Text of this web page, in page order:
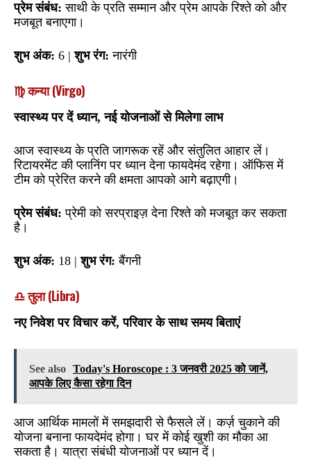
प्रेम संबंध: साथी के प्रति सम्मान और प्रेम आपके रिश्ते को और
मजबूत बनाएगा।
शुभ अंक: 6 |शुभ रंग: नारंगी
♍ कन्या (Virgo)
स्वास्थ्य पर दें ध्यान, नई योजनाओं से मिलेगा लाभ
आज स्वास्थ्य के प्रति जागरूक रहें और संतुलित आहार लें।
रिटायरमेंट की प्लानिंग पर ध्यान देना फायदेमंद रहेगा। ऑफिस में
टीम को प्रेरित करने की क्षमता आपको आगे बढ़ाएगी।
प्रेम संबंध: प्रेमी को सरप्राइज़ देना रिश्ते को मजबूत कर सकता
है।
शुभ अंक: 18 |शुभ रंग: बैंगनी
♎ तुला (Libra)
नए निवेश पर विचार करें, परिवार के साथ समय बिताएं
See also Today's Horoscope : 3 जनवरी 2025 को जानें,
आपके लिए कैसा रहेगा दिन
आज आर्थिक मामलों में समझदारी से फैसले लें। कर्ज़ चुकाने की
योजना बनाना फायदेमंद होगा। घर में कोई खुशी का मौका आ
सकता है। यात्रा संबंधी योजनाओं पर ध्यान दें।